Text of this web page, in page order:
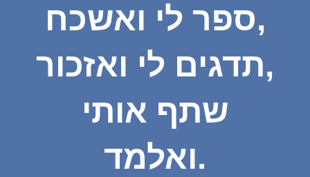
ספר לי ואשכח,
תדגים לי ואזכור,
שתף אותי
ואלמד.